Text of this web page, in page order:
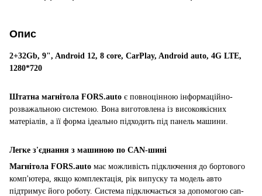
Опис
2+32Gb, 9", Android 12, 8 core, CarPlay, Android auto, 4G LTE,
1280*720
Штатна магнітола FORS.auto є повноцінною інформаційно-
розважальною системою. Вона виготовлена із високоякісних
матеріалів, а її форма ідеально підходить під панель машини.
Легке з'єднання з машиною по CAN-шині
Магнітола FORS.auto має можливість підключення до бортового
комп'ютера, якщо комплектація, рік випуску та модель авто
підтримує його роботу. Система підключається за допомогою can-